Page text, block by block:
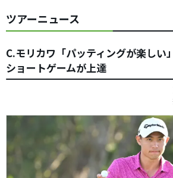
ツアーニュース
C.モリカワ「パッティングが楽し
ショートゲームが上達